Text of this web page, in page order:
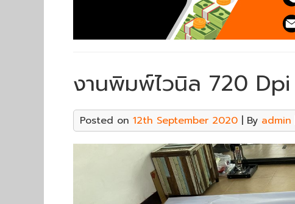
งานพิมพ์ไวนิล 720 Dpi
Posted on 12th September 2020 | By admin